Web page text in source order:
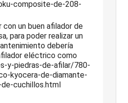
composite-de-208-
con un buen afilador de
para poder realizar un
debería
eléctrico como
y-piedras-de-afilar/780-
kyocera-de-diamante-
cuchillos.html